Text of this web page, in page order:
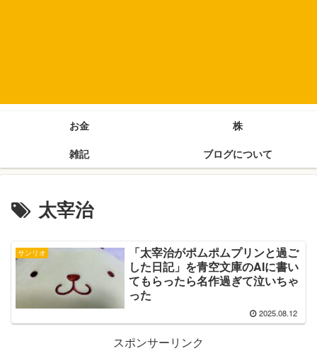
お金
株
雑記
ブログについて
太宰治
サンリオ
「太宰治がポムポムプリンと過ご
した日記」を青空文庫のAIに書い
てもらったら名作過ぎて泣いちゃ
った
2025.08.12
スポンサーリンク